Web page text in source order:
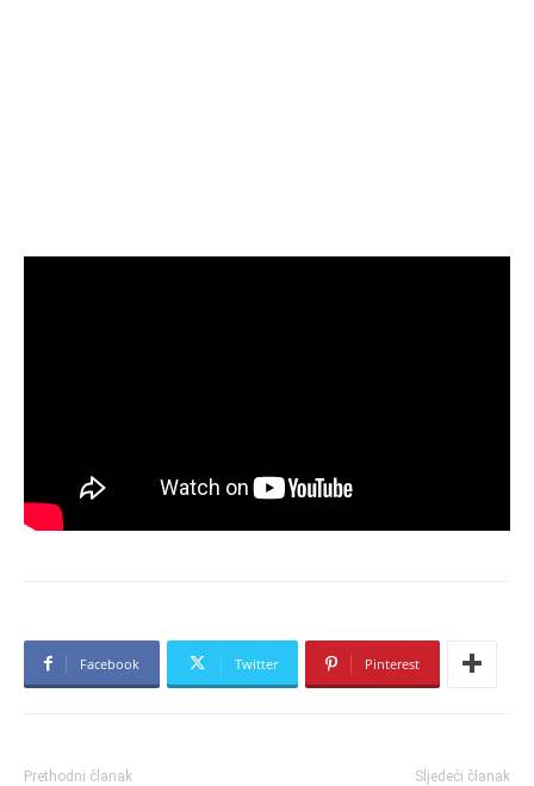
Facebook Twitter Pinterest
Prethodni članak Sljedeći članak